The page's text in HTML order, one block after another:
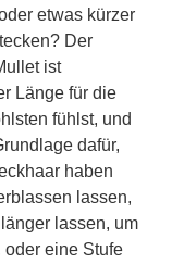
etwas kürzer
Der
ist
Länge für die
fühlst, und
dafür,
haben
lassen,
lassen, um
eine Stufe